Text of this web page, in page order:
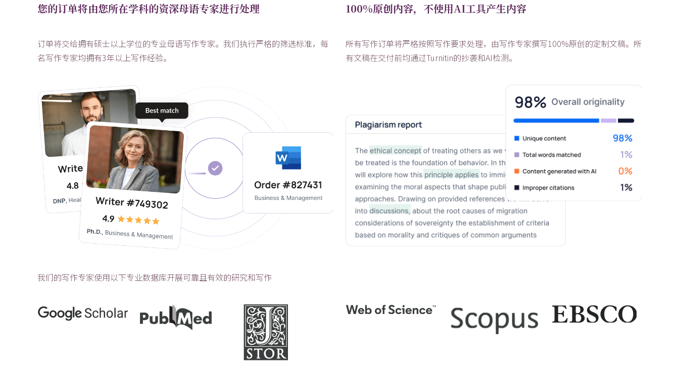
您的订单将由您所在学科的资深母语专家进行处理
订单将交给拥有硕士以上学位的专业母语写作专家。我们执行严格的筛选标准，每
名写作专家均拥有3年以上写作经验。
100%原创内容，不使用AI工具产生内容
所有写作订单将严格按照写作要求处理，由写作专家撰写100%原创的定制文稿。所
有文稿在交付前均通过Turnitin的抄袭和AI检测。
我们的写作专家使用以下专业数据库开展可靠且有效的研究和写作